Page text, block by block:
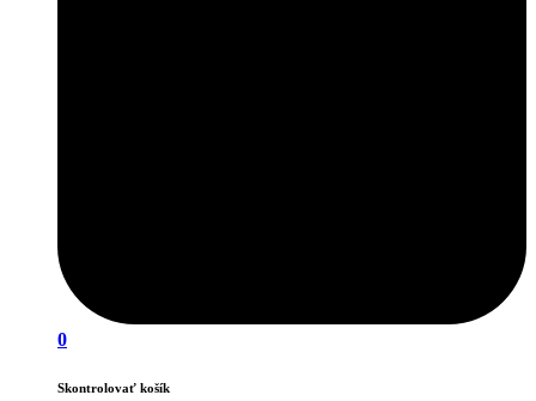
0
Skontrolovať košík